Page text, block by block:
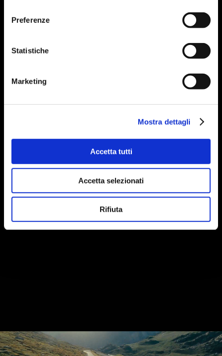
Preferenze
Statistiche
Marketing
Mostra dettagli
Accetta tutti
Accetta selezionati
Rifiuta